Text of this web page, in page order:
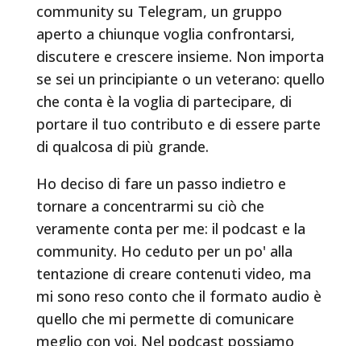
community su Telegram, un gruppo
aperto a chiunque voglia confrontarsi,
discutere e crescere insieme. Non importa
se sei un principiante o un veterano: quello
che conta è la voglia di partecipare, di
portare il tuo contributo e di essere parte
di qualcosa di più grande.
Ho deciso di fare un passo indietro e
tornare a concentrarmi su ciò che
veramente conta per me: il podcast e la
community. Ho ceduto per un po' alla
tentazione di creare contenuti video, ma
mi sono reso conto che il formato audio è
quello che mi permette di comunicare
meglio con voi. Nel podcast possiamo